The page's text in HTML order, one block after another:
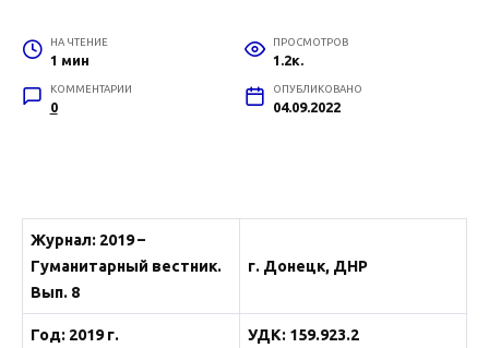
НА ЧТЕНИЕ
1 мин
ПРОСМОТРОВ
1.2к.
КОММЕНТАРИИ
0
ОПУБЛИКОВАНО
04.09.2022
Журнал: 2019 –
Гуманитарный вестник.
Вып. 8
г. Донецк, ДНР
Год: 2019 г. УДК: 159.923.2